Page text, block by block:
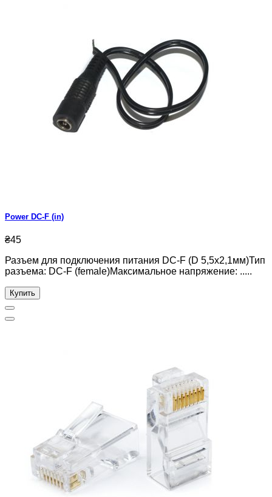
Power DC-F (in)
₴45
Разъем для подключения питания DC-F (D 5,5x2,1мм)Тип
разъема: DC-F (female)Максимальное напряжение: .....
Купить